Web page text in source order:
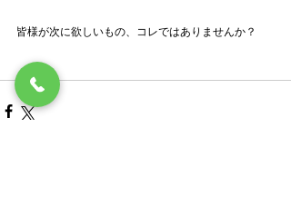
皆様が次に欲しいもの、コレではありませんか？